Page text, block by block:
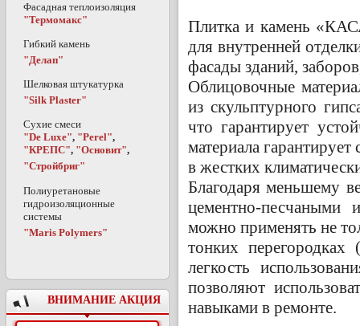
Фасадная теплоизоляция
"Термомакс"
Гибкий камень
"Делап"
Шелковая штукатурка
"Silk Plaster"
Сухие смеси
"De Luxe", "Perel",
"КРЕПС", "Основит",
"Стройбриг"
Полиуретановые
гидроизоляционные
системы
"Maris Polymers"
ВНИМАНИЕ АКЦИЯ
Плитка и камень
для внутренней
фасады зданий,
Облицовочные
из скульптурного
что гарантирует
материала
в жестких
Благодаря меньшему
цементно-
можно применять не
тонких
легкость
позволяют
навыками в ремонте.